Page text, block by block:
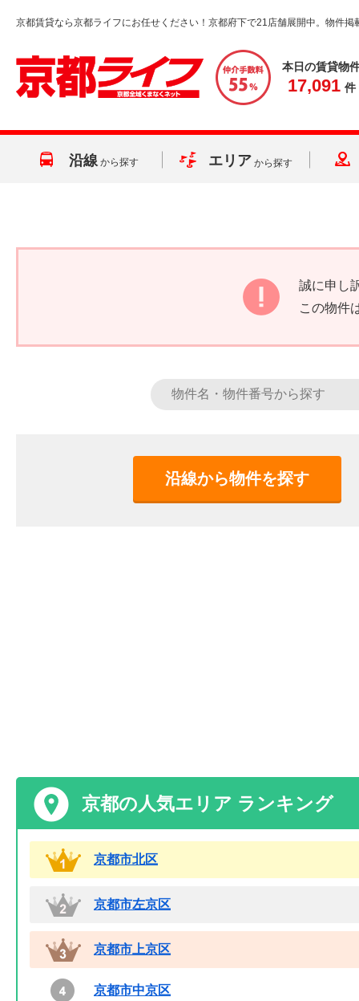
京都賃貸なら京都ライフにお任せください！京都府下で21店舗展開中。物件掲
本日の賃貸物
17,091 件
沿線 から探す エリア から探す
誠に申し
この物件
沿線から物件を探す
京都の人気エリア ランキング
京都市北区
京都市左京区
京都市上京区
京都市中京区